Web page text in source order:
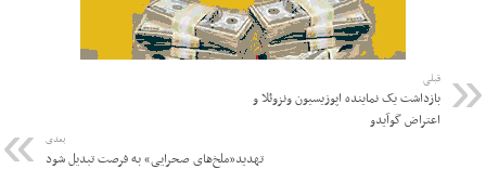
قبلی
بازداشت یک نماینده اپوزیسیون ونزوئلا و
اعتراض گوآیدو
بعدی
تهدید«ملخ‌های صحرایی» به فرصت تبدیل شود